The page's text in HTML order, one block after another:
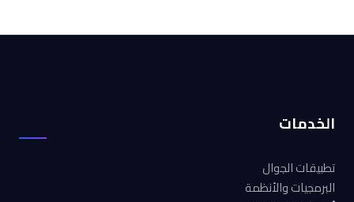
الخدمات
تطبيقات الجوال
البرمجيات والأنظمة